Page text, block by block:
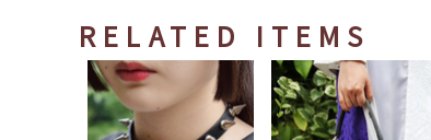
RELATED ITEMS